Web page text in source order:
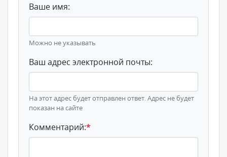
Ваше имя:
Можно не указывать
Ваш адрес электронной почты:
На этот адрес будет отправлен ответ. Адрес не будет
показан на сайте
Комментарий:*